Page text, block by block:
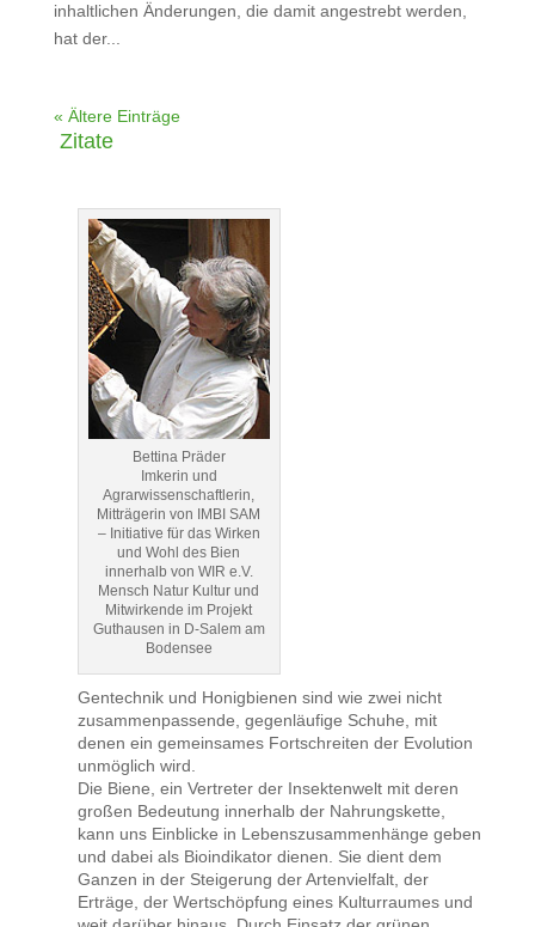
inhaltlichen Änderungen, die damit angestrebt werden,
hat der...
« Ältere Einträge
Zitate
Bettina Präder
Imkerin und
Agrarwissenschaftlerin,
Mitträgerin von IMBI SAM
– Initiative für das Wirken
und Wohl des Bien
innerhalb von WIR e.V.
Mensch Natur Kultur und
Mitwirkende im Projekt
Guthausen in D-Salem am
Bodensee
Gentechnik und Honigbienen sind wie zwei nicht
zusammenpassende, gegenläufige Schuhe, mit
denen ein gemeinsames Fortschreiten der Evolution
unmöglich wird.
Die Biene, ein Vertreter der Insektenwelt mit deren
großen Bedeutung innerhalb der Nahrungskette,
kann uns Einblicke in Lebenszusammenhänge geben
und dabei als Bioindikator dienen. Sie dient dem
Ganzen in der Steigerung der Artenvielfalt, der
Erträge, der Wertschöpfung eines Kulturraumes und